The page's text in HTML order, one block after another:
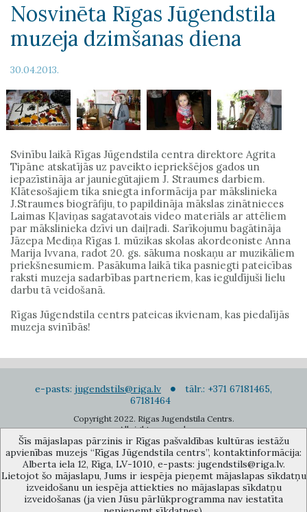
Nosvinēta Rīgas Jūgendstila
muzeja dzimšanas diena
30.04.2013.
Svinību laikā Rīgas Jūgendstila centra direktore Agrita
Tipāne atskatījās uz paveikto iepriekšējos gados un
iepazīstināja ar jauniegūtajiem J. Straumes darbiem.
Klātesošajiem tika sniegta informācija par mākslinieka
J.Straumes biogrāfiju, to papildināja mākslas zinātnieces
Laimas Kļaviņas sagatavotais video materiāls ar attēliem
par mākslinieka dzīvi un daiļradi. Sarīkojumu bagātināja
Jāzepa Mediņa Rīgas 1. mūzikas skolas akordeoniste Anna
Marija Ivvana, radot 20. gs. sākuma noskaņu ar muzikāliem
priekšnesumiem. Pasākuma laikā tika pasniegti pateicības
raksti muzeja sadarbības partneriem, kas ieguldījuši lielu
darbu tā veidošanā.
Rīgas Jūgendstila centrs pateicas ikvienam, kas piedalījās
muzeja svinībās!
e-pasts: jugendstils@riga.lv
tālr.: +371 67181465,
67181464
Copyright 2022. Rigas Jugendstila Centrs.
All right reserved.
Pierakstīties jaunumiem
Šīs mājaslapas pārzinis ir Rīgas pašvaldības kultūras iestāžu
apvienības muzejs “Rīgas Jūgendstila centrs”, kontaktinformācija:
Alberta iela 12, Rīga, LV-1010, e-pasts: jugendstils@riga.lv.
Lietojot šo mājaslapu, Jums ir iespēja pieņemt mājaslapas sīkdatņu
izveidošanu un iespēja attiekties no mājaslapas sīkdatņu
izveidošanas (ja vien Jūsu pārlūkprogramma nav iestatīta